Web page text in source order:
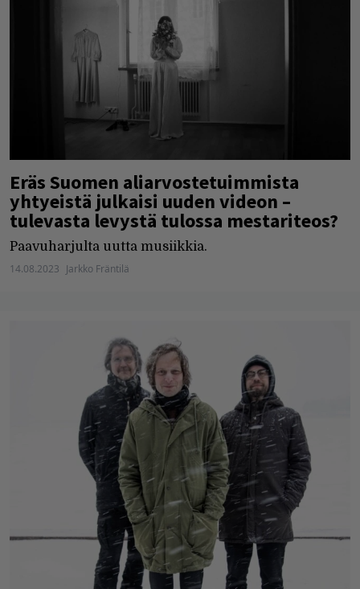
Eräs Suomen aliarvostetuimmista
yhtyeistä julkaisi uuden videon –
tulevasta levystä tulossa mestariteos?
Paavuharjulta uutta musiikkia.
14.08.2023 Jarkko Fräntilä